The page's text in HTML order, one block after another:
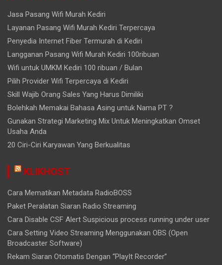
Jasa Pasang Wifi Murah Kediri
Layanan Pasang Wifi Murah Kediri Terpercaya
Penyedia Internet Fiber Termurah di Kediri
Langganan Pasang Wifi Murah Kediri 100ribuan
Wifi untuk UMKM Kediri 100 ribuan / Bulan
Pilih Provider Wifi Terpercaya di Kediri
Skill Wajib Orang Sales Yang Harus Dimiliki
Bolehkah Memakai Bahasa Asing untuk Nama PT ?
Gunakan Strategi Marketing Mix Untuk Meningkatkan Omset
Usaha Anda
20 Ciri-Ciri Karyawan Yang Berkualitas
KLIKHOST
Cara Mematikan Metadata RadioBOSS
Paket Peralatan Siaran Radio Streaming
Cara Disable CSF Alert Suspicious process running under user
Cara Setting Video Streaming Menggunakan OBS (Open
Broadcaster Software)
Rekam Siaran Otomatis Dengan “PlayIt Recorder”